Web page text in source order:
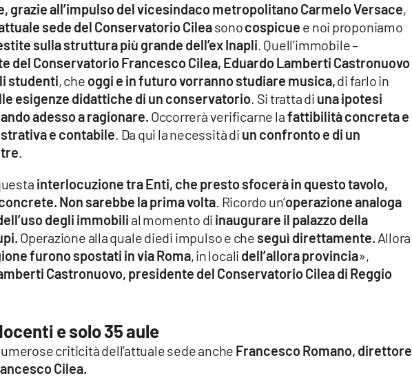
grazie all’impulso del vicesindaco metropolitano Carmelo Versace,
sede del Conservatorio Cileasonocospicue e noi proponiamo
sulla struttura più grande dell’ex Inapli. Quell’immobile –
del Conservatorio Francesco Cilea, Eduardo Lamberti Castronuovo
studenti, che oggi e in futuro vorranno studiare musica,di farlo in
esigenze didattiche di un conservatorio. Si tratta di una ipotesi
adesso a ragionare. Occorrerà verificarne lafattibilità concreta e
e contabile. Da qui la necessità di un confronto e di un
.
interlocuzione tra Enti, che presto sfocerà in questo tavolo,
Non sarebbe la prima volta. Ricordo un’operazione analoga
degli immobili al momento di inaugurare il palazzo della
Operazione alla quale diedi impulso e che seguì direttamente. Allora
furono spostati in via Roma, in locali dell’allora provincia»,
Castronuovo, presidente del Conservatorio Cilea di Reggio
e solo 35 aule
criticità dell’attuale sede anche Francesco Romano, direttore
Cilea.